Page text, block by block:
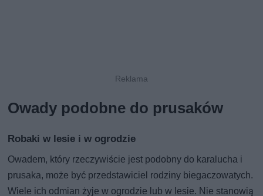
Owady podobne do prusaków
Robaki w lesie i w ogrodzie
Owadem, który rzeczywiście jest podobny do karalucha i
prusaka, może być przedstawiciel rodziny biegaczowatych.
Wiele ich odmian żyje w ogrodzie lub w lesie. Nie stanowią